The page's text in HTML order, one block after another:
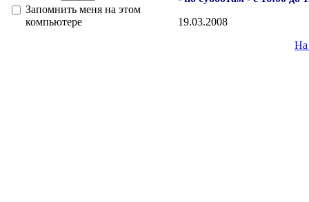
Запомнить меня на этом
компьютере
19.03.2008
На